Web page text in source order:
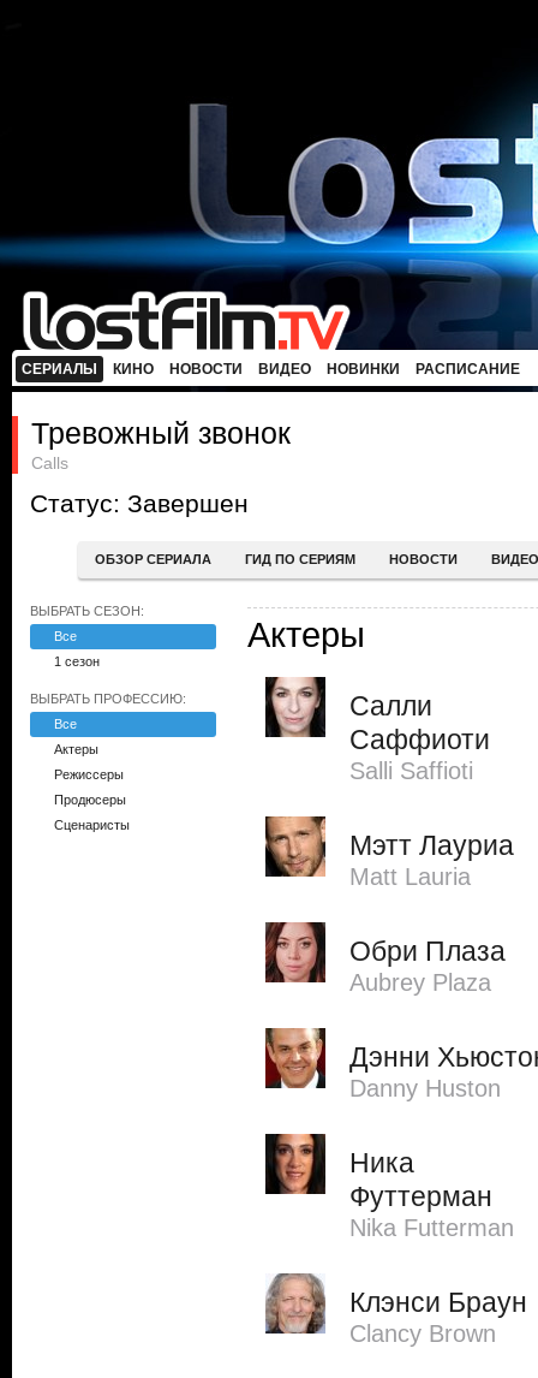
СЕРИАЛЫ КИНО НОВОСТИ ВИДЕО НОВИНКИ РАСПИСАНИЕ
Тревожный звонок
Calls
Статус: Завершен
ОБЗОР СЕРИАЛА ГИД ПО СЕРИЯМ НОВОСТИ ВИДЕО
ВЫБРАТЬ СЕЗОН:
Все
1 сезон
ВЫБРАТЬ ПРОФЕССИЮ:
Все
Актеры
Режиссеры
Продюсеры
Сценаристы
Актеры
Салли
Саффиоти
Salli Saffioti
Мэтт Лауриа
Matt Lauria
Обри Плаза
Aubrey Plaza
Дэнни
Danny Huston
Ника
Футтерман
Nika Futterman
Клэнси Браун
Clancy Brown